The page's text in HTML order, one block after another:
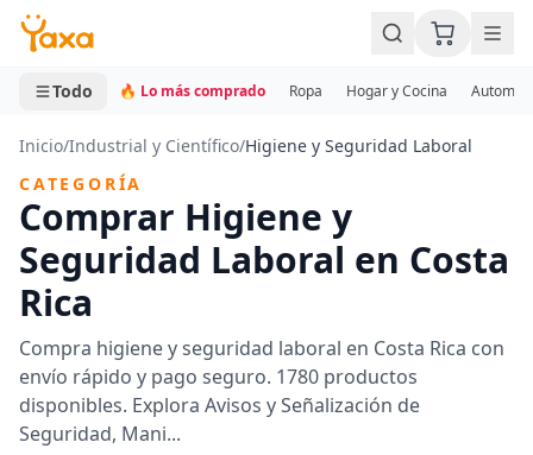
MINI CARRITO
0 productos
Todo 🔥 Lo más comprado Ropa Hogar y Cocina
Inicio/Industrial y Científico/Higiene y Seguridad Laboral
CATEGORÍA
Comprar Higiene y
Seguridad Laboral en Costa
Rica
Compra higiene y seguridad laboral en Costa Rica con
envío rápido y pago seguro. 1780 productos
disponibles. Explora Avisos y Señalización de
Seguridad, Mani...